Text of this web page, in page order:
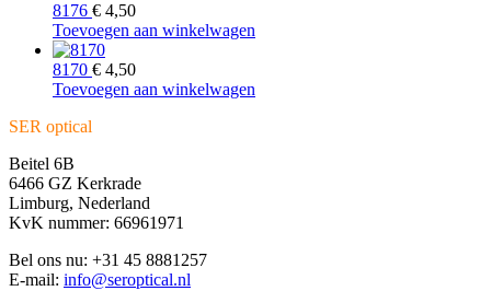
8176 € 4,50
Toevoegen aan winkelwagen
8170 € 4,50
Toevoegen aan winkelwagen
SER optical
Beitel 6B
6466 GZ Kerkrade
Limburg, Nederland
KvK nummer: 66961971
Bel ons nu: +31 45 8881257
E-mail: info@seroptical.nl